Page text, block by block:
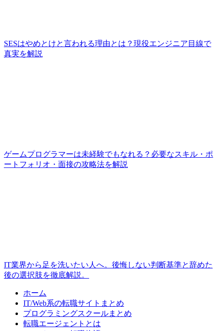
SESはやめとけと言われる理由とは？現役エンジニア目線で
真実を解説
ゲームプログラマーは未経験でもなれる？必要なスキル・ポ
ートフォリオ・面接の攻略法を解説
IT業界から足を洗いたい人へ。後悔しない判断基準と辞めた
後の選択肢を徹底解説。
ホーム
IT/Web系の転職サイトまとめ
プログラミングスクールまとめ
転職エージェントとは